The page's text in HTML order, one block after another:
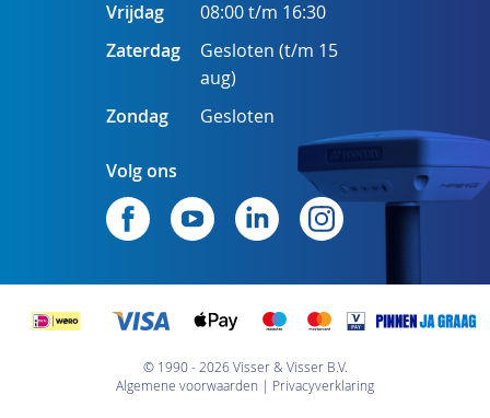
Vrijdag
08:00 t/m 16:30
Zaterdag
Gesloten (t/m 15
aug)
Zondag
Gesloten
Volg ons
© 1990 - 2026 Visser & Visser B.V.
Algemene voorwaarden
Privacyverklaring